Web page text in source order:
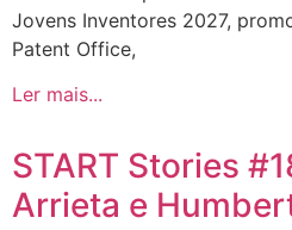
Jovens Inventores 2027,
Patent Office,
Ler mais...
START Stories
Arrieta e